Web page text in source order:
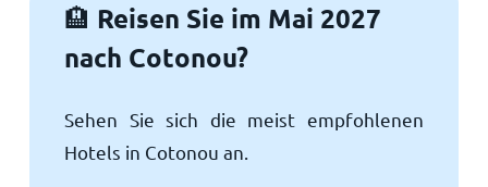
🏨 Reisen Sie im Mai 2027
nach Cotonou?
Sehen Sie sich die meist empfohlenen
Hotels in Cotonou an.